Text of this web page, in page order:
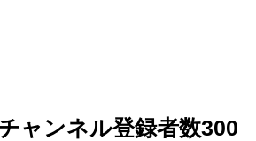
ャンネル登録者数300